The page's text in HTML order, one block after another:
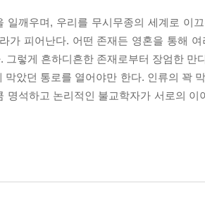
깨우며, 우리를 무시무종의 세계로 이
가 피어난다. 어떤 존재든 영혼을 통해
렇게 흔하디흔한 존재로부터 장엄한 만
았던 통로를 열어야만 한다. 인류의 꽉
석하고 논리적인 불교학자가 서로의